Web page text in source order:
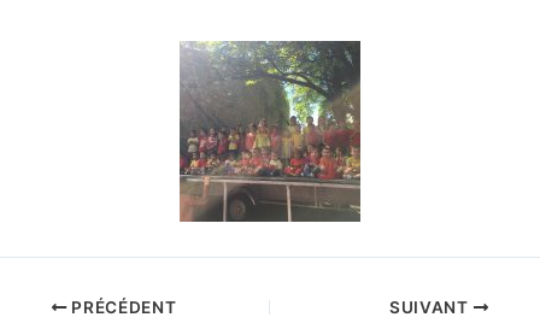
PRÉCÉDENT SUIVANT